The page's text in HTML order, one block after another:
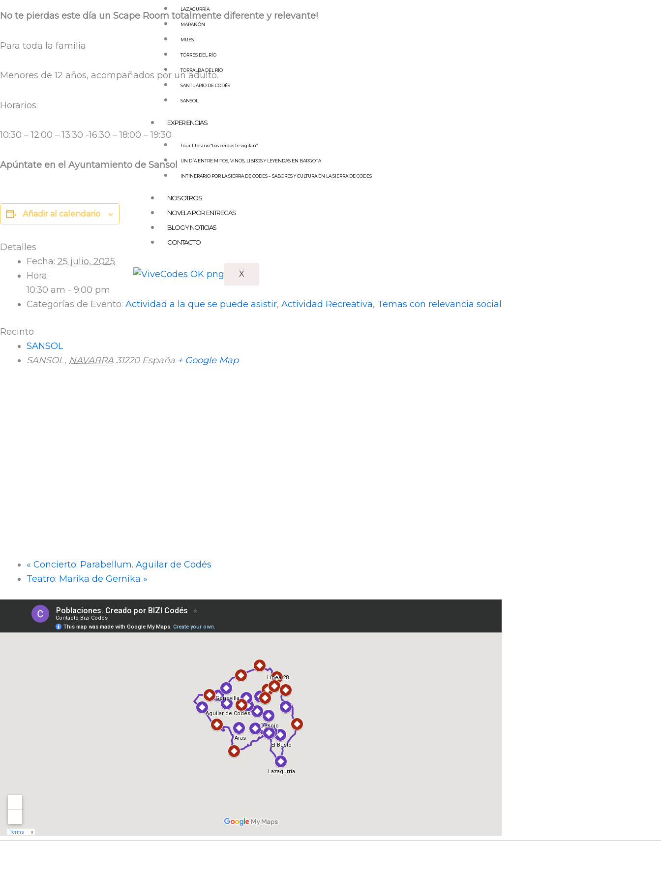
LAZAGURRÍA
MARAÑÓN
MUES
TORRES DEL RÍO
TORRALBA DEL RÍO
SANTUARIO DE CODÉS
SANSOL
EXPERIENCIAS
Tour literario “Los cerdos te vigilan”
UN DÍA ENTRE MITOS, VINOS, LIBROS Y LEYENDAS EN BARGOTA
INTINERARIO POR LA SIERRA DE CODES – SABORES Y CULTURA EN LA SIERRA DE CODES
NOSOTROS
NOVELA POR ENTREGAS
BLOG Y NOTICIAS
CONTACTO
X
No te pierdas este día un Scape Room totalmente diferente y relevante!
Para toda la familia
Menores de 12 años, acompañados por un adulto.
Horarios:
10:30 – 12:00 – 13:30 -16:30 – 18:00 – 19:30
Apúntate en el Ayuntamiento de Sansol
Añadir al calendario
Detalles
Fecha: 25 julio, 2025
Hora:
10:30 am - 9:00 pm
Categorías de Evento: Actividad a la que se puede asistir, Actividad Recreativa, Temas con relevancia social
Recinto
SANSOL
SANSOL, NAVARRA 31220 España + Google Map
« Concierto: Parabellum. Aguilar de Codés
Teatro: Marika de Gernika »